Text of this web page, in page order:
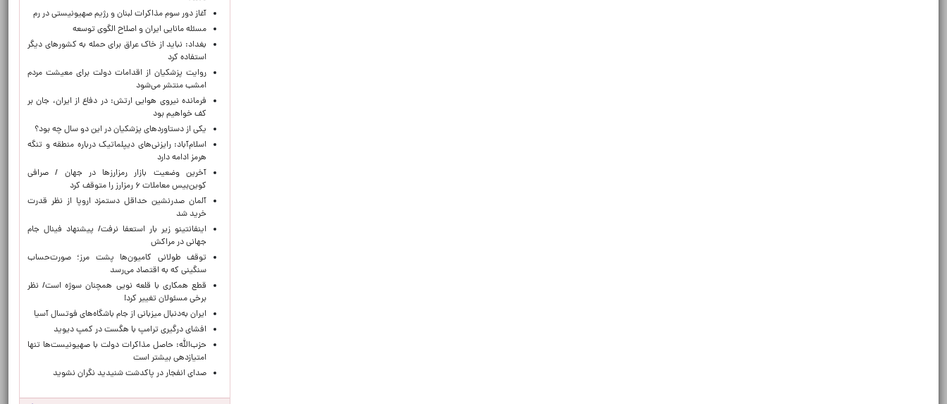
آغاز دور سوم مذاکرات لبنان و رژیم صهیونیستی در رم
مسئله مانایی ایران و اصلاح الگوی توسعه
بغداد: نباید از خاک عراق برای حمله به کشورهای دیگر
استفاده کرد
روایت پزشکیان از اقدامات دولت برای معیشت مردم
امشب منتشر می‌شود
فرمانده نیروی هوایی ارتش: در دفاع از ایران، جان بر
کف خواهیم بود
یکی از دستاوردهای پزشکیان در این دو سال چه بود؟
اسلام‌آباد: رایزنی‌های دیپلماتیک درباره منطقه و تنگه
هرمز ادامه دارد
آخرین وضعیت بازار رمزارزها در جهان / صرافی
کوین‌بیس معاملات ۶ رمزارز را متوقف کرد
آلمان صدرنشین حداقل دستمزد اروپا از نظر قدرت
خرید شد
اینفانتینو زیر بار استعفا نرفت/ پیشنهاد فینال جام
جهانی در مراکش
توقف طولانی کامیون‌ها پشت مرز؛ صورت‌حساب
سنگینی که به اقتصاد می‌رسد
قطع همکاری با قلعه نویی همچنان سوژه است/ نظر
برخی مسئولان تغییر کرد!
ایران به‌دنبال میزبانی از جام باشگاه‌های فوتسال آسیا
افشای درگیری ترامپ با هگست در کمپ دیوید
حزب‌الله: حاصل مذاکرات دولت با صهیونیست‌ها تنها
امتیازدهی‌ بیشتر است
صدای انفجار در پاکدشت شنیدید نگران نشوید